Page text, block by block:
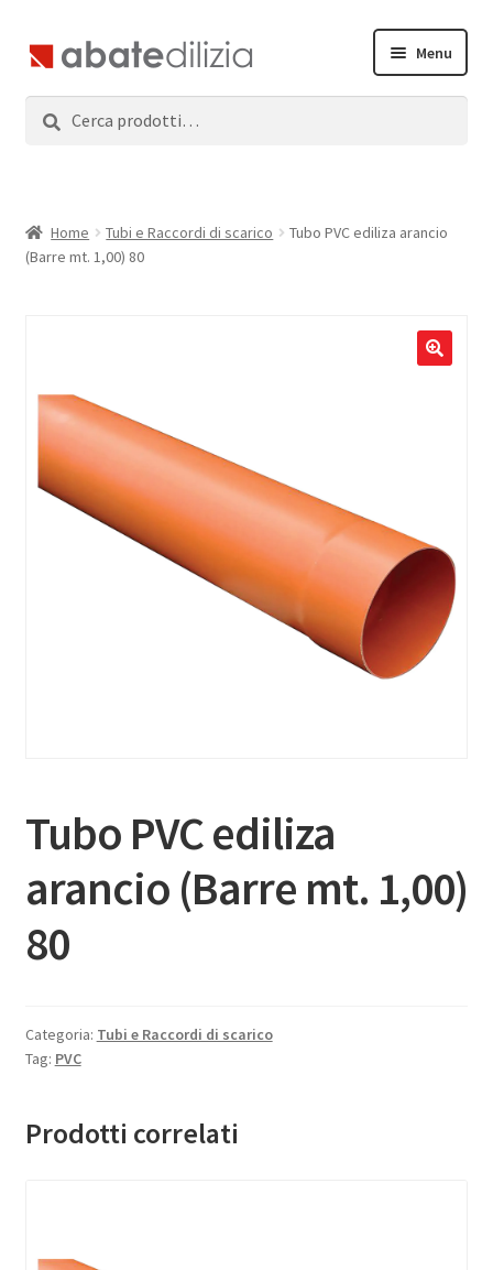
Vai
alla
navigazione
Vai
al
contenuto
Menu
child
Servizi
Accedi
Registrati
Home Tubi e Raccordi di scarico
Tubo PVC ediliza arancio
(Barre mt. 1,00) 80
Tubo PVC ediliza
arancio (Barre mt. 1,00)
80
Categoria: Tubi e Raccordi di scarico
Tag: PVC
Prodotti correlati